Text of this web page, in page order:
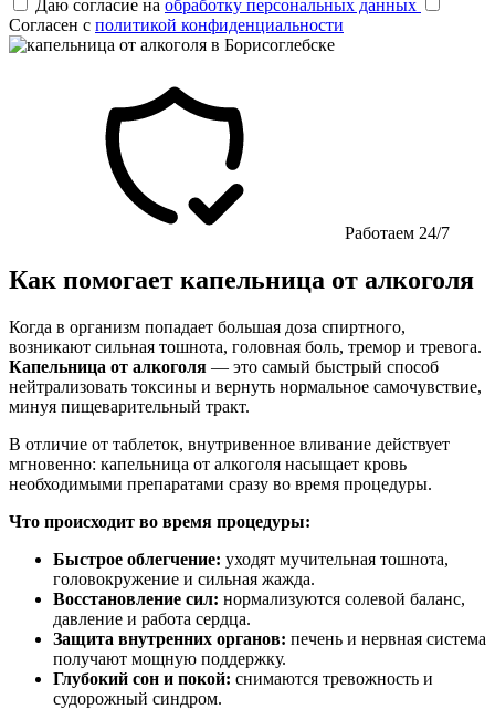
Даю согласие на обработку персональных данных
Согласен с политикой конфиденциальности
Работаем 24/7
Как помогает капельница от алкоголя
Когда в организм попадает большая доза спиртного,
возникают сильная тошнота, головная боль, тремор и тревога.
Капельница от алкоголя — это самый быстрый способ
нейтрализовать токсины и вернуть нормальное самочувствие,
минуя пищеварительный тракт.
В отличие от таблеток, внутривенное вливание действует
мгновенно: капельница от алкоголя насыщает кровь
необходимыми препаратами сразу во время процедуры.
Что происходит во время процедуры:
Быстрое облегчение: уходят мучительная тошнота,
головокружение и сильная жажда.
Восстановление сил: нормализуются солевой баланс,
давление и работа сердца.
Защита внутренних органов: печень и нервная система
получают мощную поддержку.
Глубокий сон и покой: снимаются тревожность и
судорожный синдром.